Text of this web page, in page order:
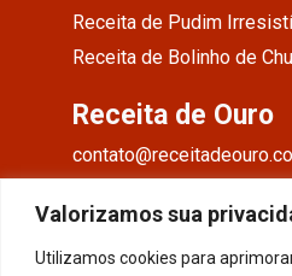
Valorizamos sua
Utilizamos cookies para
Receita de Pudim
Receita de Bolinho de
Receita de Ouro
Facebook
Instagram